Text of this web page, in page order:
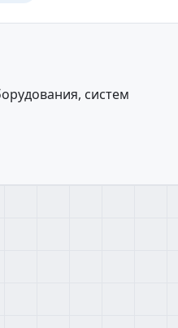
систем